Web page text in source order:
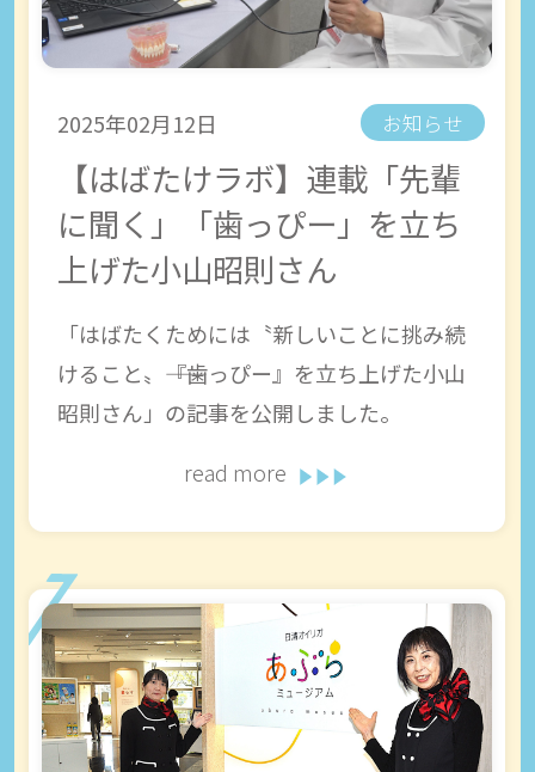
2025年02月12日 お知らせ
【はばたけラボ】連載「先輩
に聞く」「歯っぴー」を立ち
上げた小山昭則さん
「はばたくためには〝新しいことに挑み続
けること〟――『歯っぴー』を立ち上げた小山
昭則さん」の記事を公開しました。
read more